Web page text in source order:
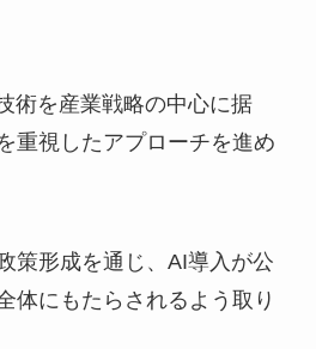
術を産業戦略の中心に据
重視したアプローチを進め
策形成を通じ、AI導入が公
体にもたらされるよう取り